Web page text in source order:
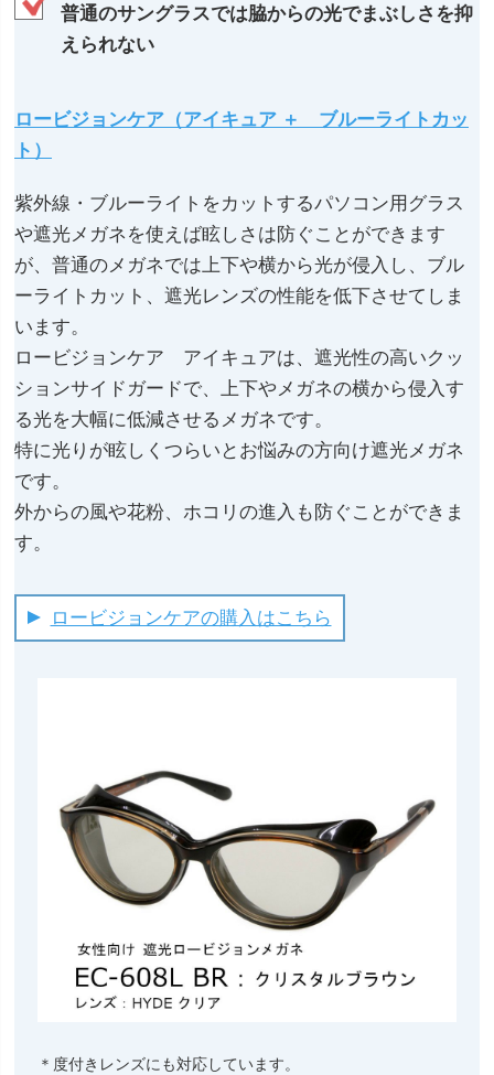
普通のサングラスでは脇からの光でまぶしさを抑
えられない
ロービジョンケア（アイキュア ＋ ブルーライトカッ
ト）
紫外線・ブルーライトをカットするパソコン用グラス
や遮光メガネを使えば眩しさは防ぐことができます
が、普通のメガネでは上下や横から光が侵入し、ブル
ーライトカット、遮光レンズの性能を低下させてしま
います。
ロービジョンケア アイキュアは、遮光性の高いクッ
ションサイドガードで、上下やメガネの横から侵入す
る光を大幅に低減させるメガネです。
特に光りが眩しくつらいとお悩みの方向け遮光メガネ
です。
外からの風や花粉、ホコリの進入も防ぐことができま
す。
ロービジョンケアの購入はこちら
＊度付きレンズにも対応しています。